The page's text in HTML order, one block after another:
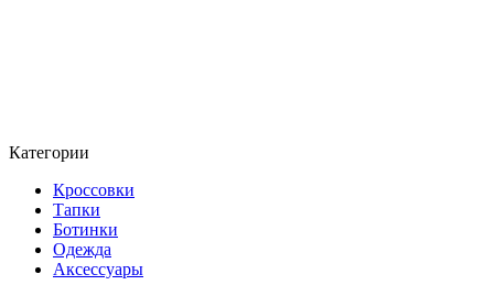
Категории
Кроссовки
Тапки
Ботинки
Одежда
Аксессуары